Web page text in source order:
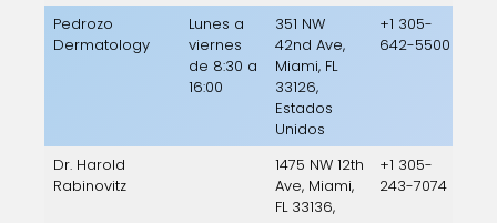
Pedrozo
Dermatology
Lunes a
viernes
de 8:30 a
16:00
351 NW
42nd Ave,
Miami, FL
33126,
Estados
Unidos
+1 305-
642-5500
Dr. Harold
Rabinovitz
1475 NW 12th
Ave, Miami,
FL 33136,
+1 305-
243-7074